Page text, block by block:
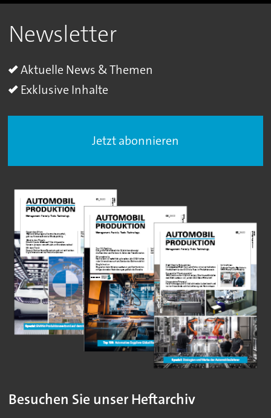
Newsletter
Aktuelle News & Themen
Exklusive Inhalte
Jetzt abonnieren
Besuchen Sie unser Heftarchiv